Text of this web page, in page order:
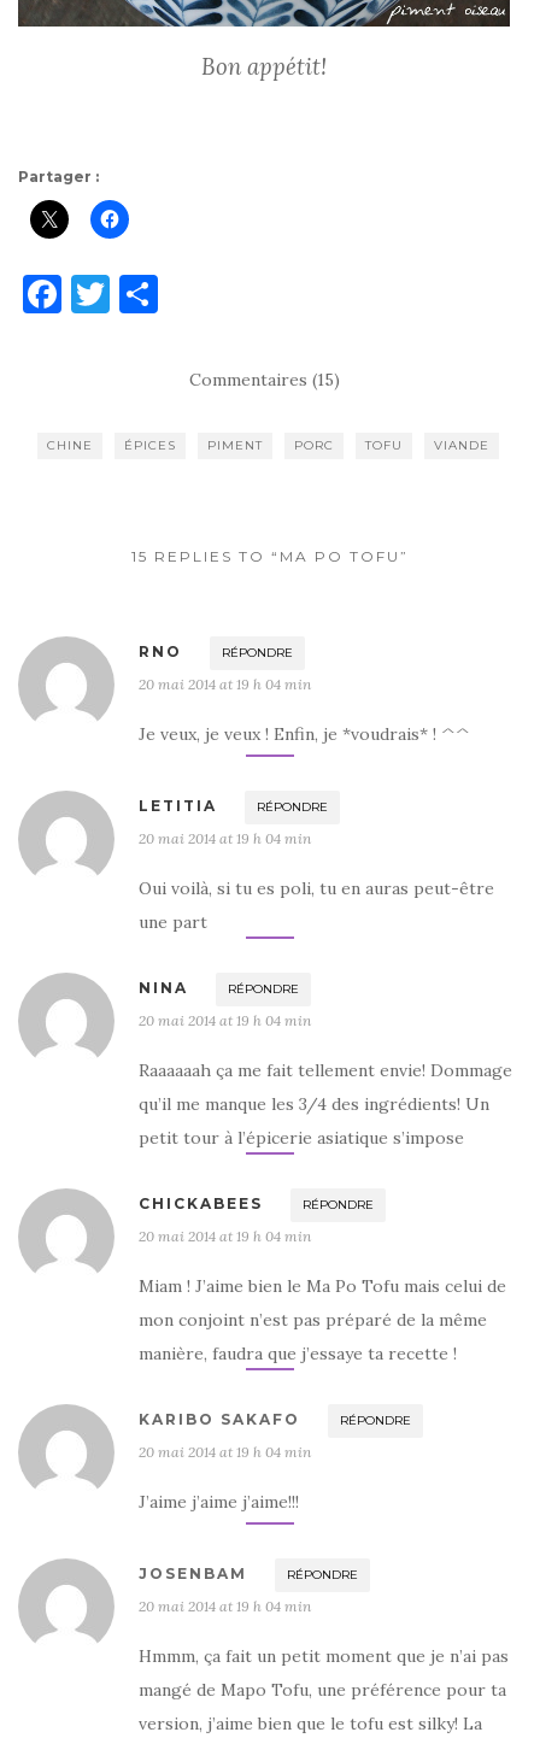
Bon appétit!
Partager :
F
b
T
r
ta
er
Commentaires (15)
CHINE ÉPICES PIMENT PORC TOFU VIANDE
15 REPLIES TO “MA PO TOFU”
RNO RÉPONDRE
20 mai 2014 at 19 h 04 min
Je veux, je veux ! Enfin, je *voudrais* ! ^^
LETITIA RÉPONDRE
20 mai 2014 at 19 h 04 min
Oui voilà, si tu es poli, tu en auras peut-être
une part
NINA RÉPONDRE
20 mai 2014 at 19 h 04 min
Raaaaaah ça me fait tellement envie! Dommage
qu’il me manque les 3/4 des ingrédients! Un
petit tour à l’épicerie asiatique s’impose
CHICKABEES RÉPONDRE
20 mai 2014 at 19 h 04 min
Miam ! J’aime bien le Ma Po Tofu mais celui de
mon conjoint n’est pas préparé de la même
manière, faudra que j’essaye ta recette !
KARIBO SAKAFO RÉPONDRE
20 mai 2014 at 19 h 04 min
J’aime j’aime j’aime!!!
JOSENBAM RÉPONDRE
20 mai 2014 at 19 h 04 min
Hmmm, ça fait un petit moment que je n’ai pas
mangé de Mapo Tofu, une préférence pour ta
version, j’aime bien que le tofu est silky! La